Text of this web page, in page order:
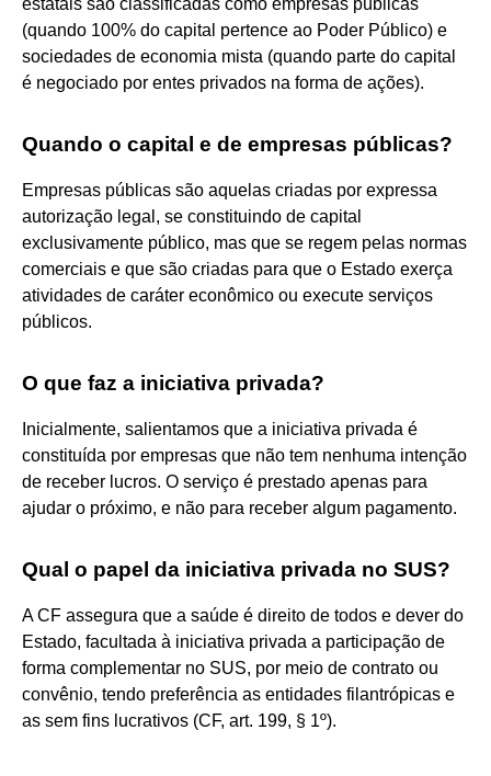
(quando 100% do capital pertence ao Poder Público) e
sociedades de economia mista (quando parte do capital
é negociado por entes privados na forma de ações).
Quando o capital e de empresas públicas?
Empresas públicas são aquelas criadas por expressa
autorização legal, se constituindo de capital
exclusivamente público, mas que se regem pelas normas
comerciais e que são criadas para que o Estado exerça
atividades de caráter econômico ou execute serviços
públicos.
O que faz a iniciativa privada?
Inicialmente, salientamos que a iniciativa privada é
constituída por empresas que não tem nenhuma intenção
de receber lucros. O serviço é prestado apenas para
ajudar o próximo, e não para receber algum pagamento.
Qual o papel da iniciativa privada no SUS?
A CF assegura que a saúde é direito de todos e dever do
Estado, facultada à iniciativa privada a participação de
forma complementar no SUS, por meio de contrato ou
convênio, tendo preferência as entidades filantrópicas e
as sem fins lucrativos (CF, art. 199, § 1º).